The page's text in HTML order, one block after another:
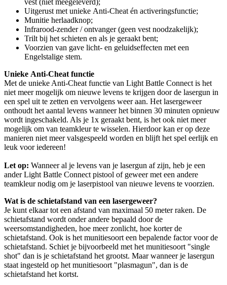
vest (niet meegeleverd);
Uitgerust met unieke Anti-Cheat én activeringsfunctie;
Munitie herlaadknop;
Infrarood-zender / ontvanger (geen vest noodzakelijk);
Trilt bij het schieten en als je geraakt bent;
Voorzien van gave licht- en geluidseffecten met een
Engelstalige stem.
Unieke Anti-Cheat functie
Met de unieke Anti-Cheat functie van Light Battle Connect is het
niet meer mogelijk om nieuwe levens te krijgen door de lasergun in
een spel uit te zetten en vervolgens weer aan. Het lasergeweer
onthoudt het aantal levens wanneer het binnen 30 minuten opnieuw
wordt ingeschakeld. Als je 1x geraakt bent, is het ook niet meer
mogelijk om van teamkleur te wisselen. Hierdoor kan er op deze
manieren niet meer valsgespeeld worden en blijft het spel eerlijk en
leuk voor iedereen!
Let op: Wanneer al je levens van je lasergun af zijn, heb je een
ander Light Battle Connect pistool of geweer met een andere
teamkleur nodig om je laserpistool van nieuwe levens te voorzien.
Wat is de schietafstand van een lasergeweer?
Je kunt elkaar tot een afstand van maximaal 50 meter raken. De
schietafstand wordt onder andere bepaald door de
weersomstandigheden, hoe meer zonlicht, hoe korter de
schietafstand. Ook is het munitiesoort een bepalende factor voor de
schietafstand. Schiet je bijvoorbeeld met het munitiesoort "single
shot" dan is je schietafstand het grootst. Maar wanneer je lasergun
staat ingesteld op het munitiesoort "plasmagun", dan is de
schietafstand het kortst.